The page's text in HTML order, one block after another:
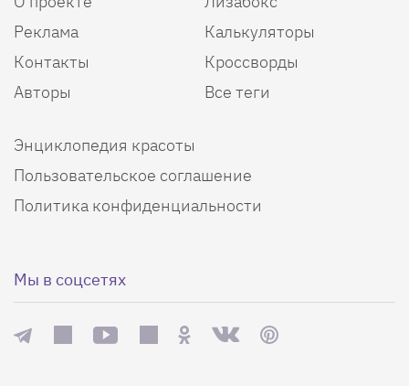
Реклама
Контакты
Авторы
Калькуляторы
Кроссворды
Все теги
Энциклопедия красоты
Пользовательское соглашение
Политика конфиденциальности
Мы в соцсетях